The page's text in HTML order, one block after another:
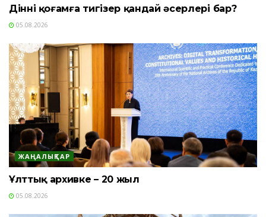
Діннің қоғамға тигізер қандай әсерлері бар?
05.08.2026
ЖАҢАЛЫҚТАР
Ұлттық архивке – 20 жыл
05.08.2026